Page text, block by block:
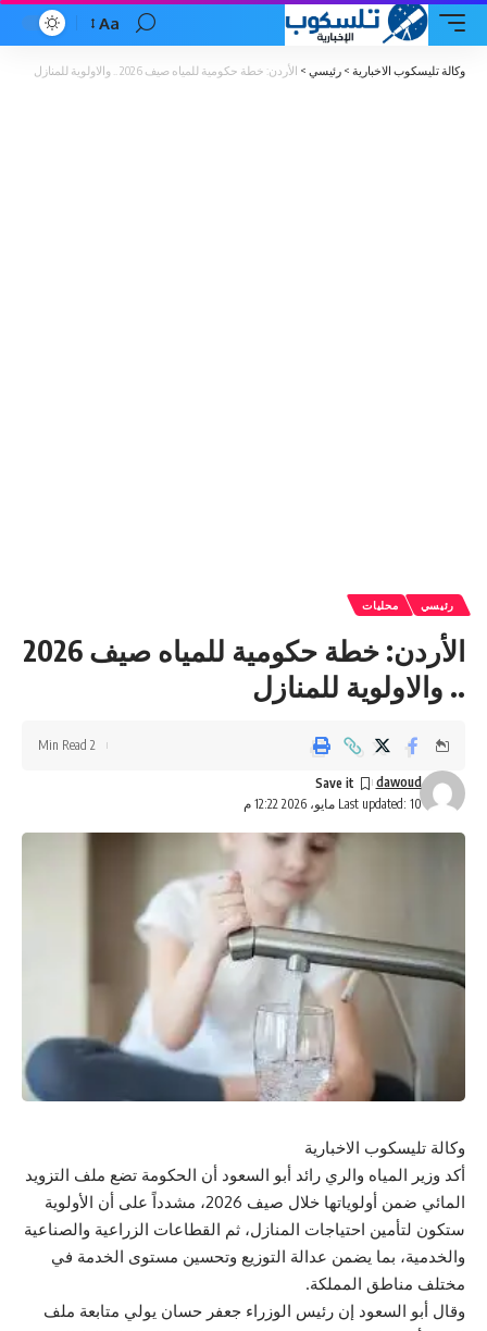
Font
Resizer
Aa
وكالة تليسكوب الاخبارية > رئيسي > الأردن: خطة حكومية للمياه صيف 2026 .. والاولوية للمنازل
رئيسي محليات
الأردن: خطة حكومية للمياه صيف 2026
.. والاولوية للمنازل
Last updated: 10 مايو، 2026 12:22 م
dawoud
2 Min Read
وكالة تليسكوب الاخبارية
أكد وزير المياه والري رائد أبو السعود أن الحكومة تضع ملف التزويد
المائي ضمن أولوياتها خلال صيف 2026، مشدداً على أن الأولوية
ستكون لتأمين احتياجات المنازل، ثم القطاعات الزراعية والصناعية
والخدمية، بما يضمن عدالة التوزيع وتحسين مستوى الخدمة في
مختلف مناطق المملكة.
وقال أبو السعود إن رئيس الوزراء جعفر حسان يولي متابعة ملف